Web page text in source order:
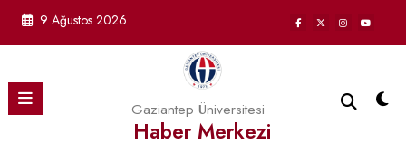
9 Ağustos 2026
Gaziantep Üniversitesi
Haber Merkezi